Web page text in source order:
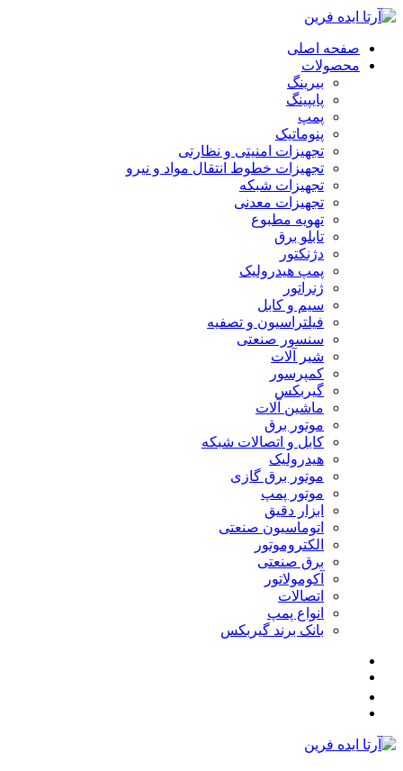
صفحه اصلی
محصولات
بیرینگ
پایپینگ
پمپ
پنوماتیک
تجهیزات امنیتی و نظارتی
تجهیزات خطوط انتقال مواد و نیرو
تجهیزات شبکه
تجهیزات معدنی
تهویه مطبوع
تابلو برق
دژنکتور
پمپ هیدرولیک
ژنراتور
سیم و کابل
فیلتراسیون و تصفیه
سنسور صنعتی
شیر آلات
کمپرسور
گیربکس
ماشین آلات
موتور برق
کابل و اتصالات شبکه
هیدرولیک
موتور برق گازی
موتور پمپ
ابزار دقیق
اتوماسیون صنعتی
الکتروموتور
برق صنعتی
آکومولاتور
اتصالات
انواع پمپ
بانک برند گیربکس